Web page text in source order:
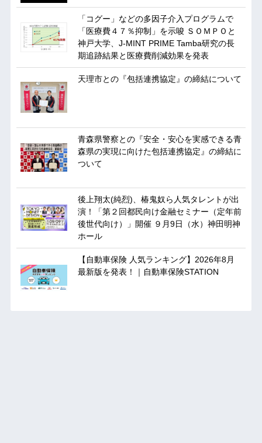
「コグー」などの多因子介入プログラムで
「医療費４７％抑制」を示唆 ＳＯＭＰＯと
神戸大学、J-MINT PRIME Tamba研究の長
期追跡結果と医療費削減効果を発表
天理市との『包括連携協定』の締結について
青森県警察との『安全・安心を実感できる青
森県の実現に向けた包括連携協定』の締結に
ついて
後上翔太(純烈)、椿鬼奴ら人気タレントが出
演！「第２回都民向け金融セミナー（定年前
後世代向け）」開催 ９月9日（水）神田明神
ホール
【自動車保険 人気ランキング】2026年8月
最新版を発表！｜自動車保険STATION